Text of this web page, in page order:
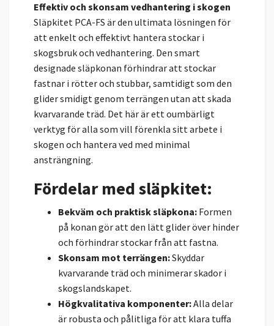
Effektiv och skonsam vedhantering i skogen
Släpkitet PCA-FS är den ultimata lösningen för
att enkelt och effektivt hantera stockar i
skogsbruk och vedhantering. Den smart
designade släpkonan förhindrar att stockar
fastnar i rötter och stubbar, samtidigt som den
glider smidigt genom terrängen utan att skada
kvarvarande träd. Det här är ett oumbärligt
verktyg för alla som vill förenkla sitt arbete i
skogen och hantera ved med minimal
ansträngning.
Fördelar med släpkitet:
Bekväm och praktisk släpkona: Formen
på konan gör att den lätt glider över hinder
och förhindrar stockar från att fastna.
Skonsam mot terrängen:Skyddar
kvarvarande träd och minimerar skador i
skogslandskapet.
Högkvalitativa komponenter:Alla delar
är robusta och pålitliga för att klara tuffa